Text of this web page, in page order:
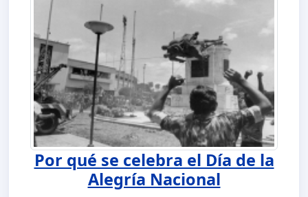
Por qué se celebra el Día de la
Alegría Nacional